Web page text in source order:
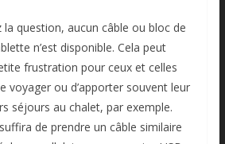
la question, aucun câble ou bloc de
n’est disponible. Cela peut
frustration pour ceux et celles
voyager ou d’apporter souvent leur
séjours au chalet, par exemple.
de prendre un câble similaire